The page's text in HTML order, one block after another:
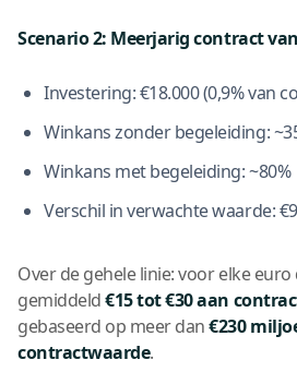
Scenario 2: Meerjarig contract
Investering: €18.000 (0,9% van
Winkans zonder begeleiding:
Winkans met begeleiding: ~80%
Verschil in verwachte waarde:
Over de gehele linie: voor elke
gemiddeld€15 tot €30 aan
gebaseerd op meer dan€230
contractwaarde.